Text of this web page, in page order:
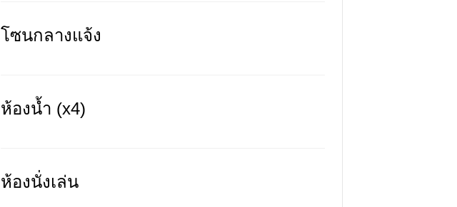
โซนกลางแจ้ง
ห้องน้ำ (x4)
ห้องนั่งเล่น